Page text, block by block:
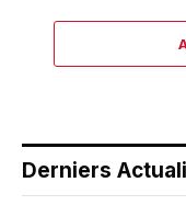
Derniers